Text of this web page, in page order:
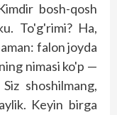
bosh-qosh
To'g'rimi? Ha,
falon joyda
nimasi ko'p —
shoshilmang,
Keyin birga